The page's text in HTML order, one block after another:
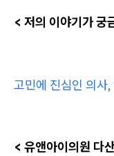
​< 저의 이야기가 궁
고민에 진심인 의사
​< 유앤아이의원 다